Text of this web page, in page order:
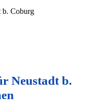
Neustadt b.